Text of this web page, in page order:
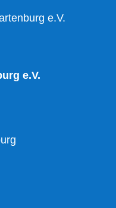
e.V.
e.V.